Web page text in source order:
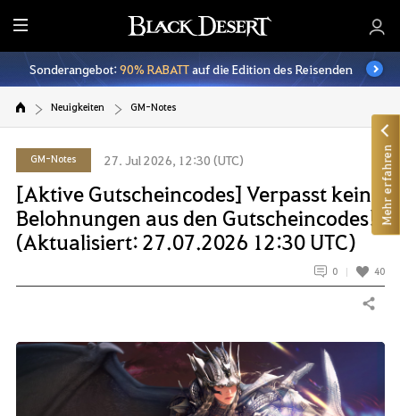
A
l
l Sonderangebot:90% RABATTauf die Edition des Reisenden
Neuigkeiten GM-Notes
GM-Notes 27. Jul 2026, 12:30 (UTC)
[Aktive Gutscheincodes] Verpasst keine
Belohnungen aus den Gutscheincodes!
(Aktualisiert: 27.07.2026 12:30 UTC)
0 40
Teilen
Mehr erfahren